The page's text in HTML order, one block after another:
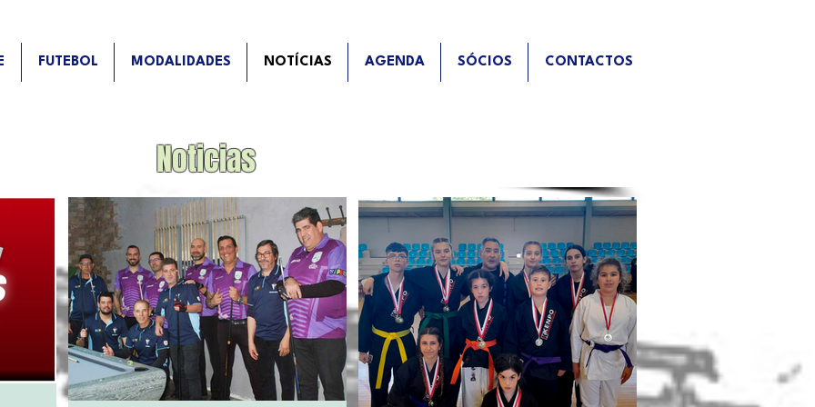
FUTEBOL MODALIDADES NOTÍCIAS AGENDA SÓCIOS CONTACTOS
Noticias